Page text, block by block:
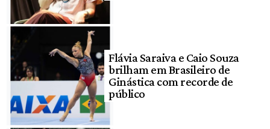
Flávia Saraiva e Caio Souza
brilham em Brasileiro de
Ginástica com recorde de
público